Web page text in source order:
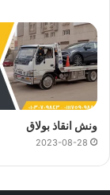
ونش انقاذ بولاق
2023-08-28